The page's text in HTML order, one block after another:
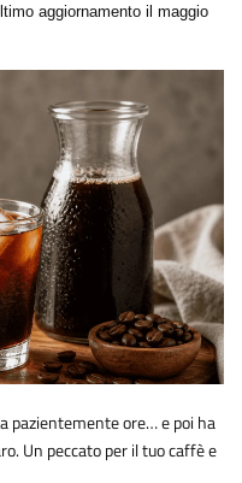
aggiornamento il maggio
pazientemente ore… e poi ha
Un peccato per il tuo caffè e